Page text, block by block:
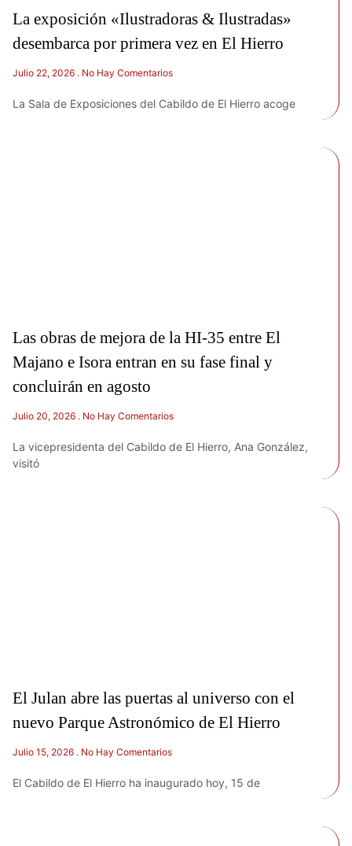
La exposición «Ilustradoras & Ilustradas»
desembarca por primera vez en El Hierro
Julio 22, 2026 No Hay Comentarios
La Sala de Exposiciones del Cabildo de El Hierro acoge
Las obras de mejora de la HI-35 entre El
Majano e Isora entran en su fase final y
concluirán en agosto
Julio 20, 2026 No Hay Comentarios
La vicepresidenta del Cabildo de El Hierro, Ana González,
visitó
El Julan abre las puertas al universo con el
nuevo Parque Astronómico de El Hierro
Julio 15, 2026 No Hay Comentarios
El Cabildo de El Hierro ha inaugurado hoy, 15 de